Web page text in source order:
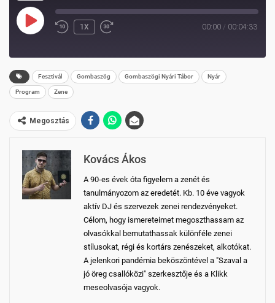
PLAY
REWIND
1X
FAST
SECONDS
00:00 / 00:04:33
Fesztivál Gombaszög Gombaszögi Nyári Tábor Nyár
Program Zene
Megosztás
Kovács Ákos
A 90-es évek óta figyelem a zenét és
tanulmányozom az eredetét. Kb. 10 éve vagyok
aktív DJ és szervezek zenei rendezvényeket.
Célom, hogy ismereteimet megoszthassam az
olvasókkal bemutathassak különféle zenei
stílusokat, régi és kortárs zenészeket, alkotókat.
A jelenkori pandémia beköszöntével a "Szaval a
jó öreg csallóközi" szerkesztője és a Klikk
meseolvasója vagyok.